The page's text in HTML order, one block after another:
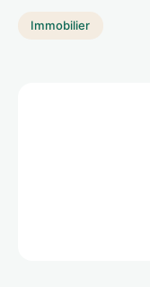
Immobilier